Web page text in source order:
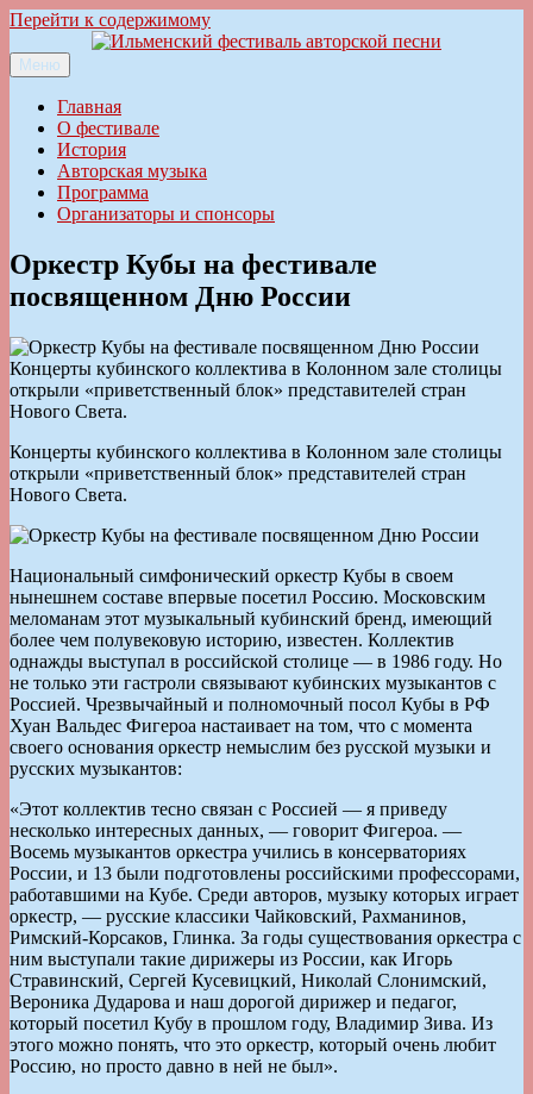
Перейти к содержимому
Ильменский фестиваль авторской песни
Меню
Главная
О фестивале
История
Авторская музыка
Программа
Организаторы и спонсоры
Оркестр Кубы на фестивале
посвященном Дню России
Концерты кубинского коллектива в Колонном зале столицы
открыли «приветственный блок» представителей стран
Нового Света.
Концерты кубинского коллектива в Колонном зале столицы
открыли «приветственный блок» представителей стран
Нового Света.
Национальный симфонический оркестр Кубы в своем
нынешнем составе впервые посетил Россию. Московским
меломанам этот музыкальный кубинский бренд, имеющий
более чем полувековую историю, известен. Коллектив
однажды выступал в российской столице — в 1986 году. Но
не только эти гастроли связывают кубинских музыкантов с
Россией. Чрезвычайный и полномочный посол Кубы в РФ
Хуан Вальдес Фигероа настаивает на том, что с момента
своего основания оркестр немыслим без русской музыки и
русских музыкантов:
«Этот коллектив тесно связан с Россией — я приведу
несколько интересных данных, — говорит Фигероа. —
Восемь музыкантов оркестра учились в консерваториях
России, и 13 были подготовлены российскими профессорами,
работавшими на Кубе. Среди авторов, музыку которых играет
оркестр, — русские классики Чайковский, Рахманинов,
Римский-Корсаков, Глинка. За годы существования оркестра с
ним выступали такие дирижеры из России, как Игорь
Стравинский, Сергей Кусевицкий, Николай Слонимский,
Вероника Дударова и наш дорогой дирижер и педагог,
который посетил Кубу в прошлом году, Владимир Зива. Из
этого можно понять, что это оркестр, который очень любит
Россию, но просто давно в ней не был».